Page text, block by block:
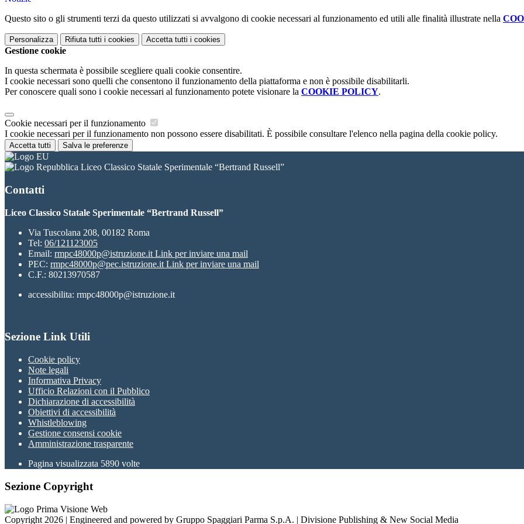
Questo sito o gli strumenti terzi da questo utilizzati si avvalgono di cookie necessari al funzionamento ed utili alle finalità illustrate nella
Personalizza Rifiuta tutti i cookies Accetta tutti i cookies
Gestione cookie
In questa schermata è possibile scegliere quali cookie consentire.
I cookie necessari sono quelli che consentono il funzionamento della piattaforma e non è possibile disabilitarli.
Per conoscere quali sono i cookie necessari al funzionamento potete visionare la COOKIE POLICY.
Cookie necessari per il funzionamento
I cookie necessari per il funzionamento non possono essere disabilitati. È possibile consultare l'elenco nella pagina della cookie policy.
Accetta tutti Salva le preferenze
Liceo Classico Statale Sperimentale “Bertrand Russell”
Contatti
Liceo Classico Statale Sperimentale “Bertrand Russell”
Via Tuscolana 208, 00182 Roma
Tel: 06/121123005
Email: rmpc48000p@istruzione.it Link per inviare una mail
PEC: rmpc48000p@pec.istruzione.it Link per inviare una mail
C.F.: 80213970587
accessibilita: rmpc48000p@istruzione.it
Sezione Link Utili
Cookie policy
Note legali
Informativa Privacy
Ufficio Relazioni con il Pubblico
Dichiarazione di accessibilità
Obiettivi di accessibilità
Whistleblowing
Gestione consensi cookie
Amministrazione trasparente
Pagina visualizzata 5890 volte
Sezione Copyright
Copyright 2026 | Engineered and powered by Gruppo Spaggiari Parma S.p.A. | Divisione Publishing & New Social Media